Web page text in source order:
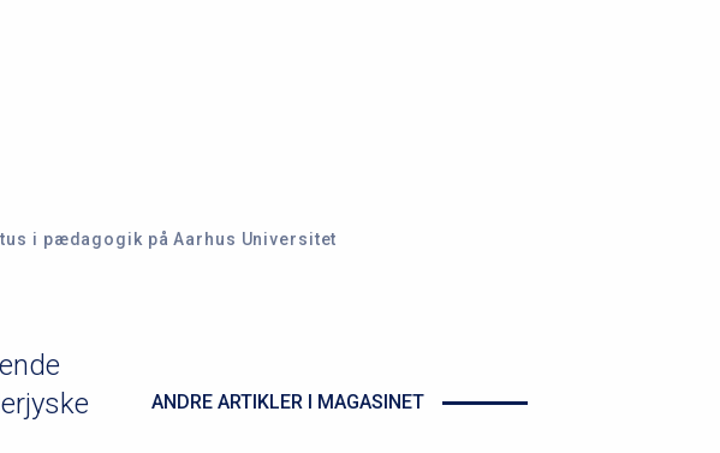
i pædagogik på Aarhus Universitet
ANDRE ARTIKLER I MAGASINET